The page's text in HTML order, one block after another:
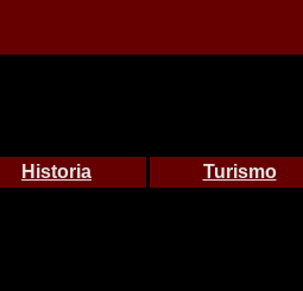
Historia Turismo